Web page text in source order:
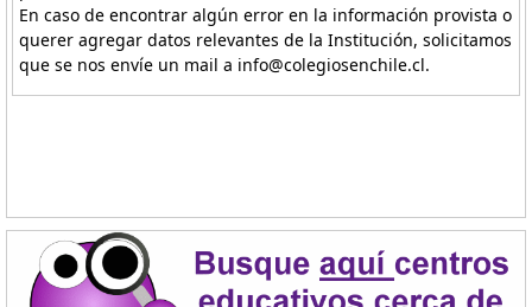
En caso de encontrar algún error en la información provista o
querer agregar datos relevantes de la Institución, solicitamos
que se nos envíe un mail a info@colegiosenchile.cl.